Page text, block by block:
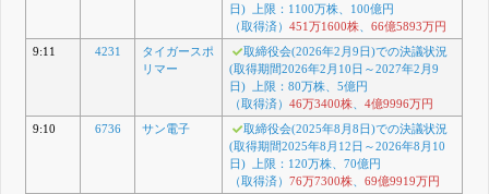
日) 上限：1100万株、100億円
（取得済） 451万1600株、 66億5893万円
9:11
4231
タイガースポ
リマー
取締役会(2026年2月9日)での決議状況
(取得期間2026年2月10日～2027年2月9
日) 上限：80万株、5億円
（取得済） 46万3400株、 4億9996万円
9:10
6736 サン電子
取締役会(2025年8月8日)での決議状況
(取得期間2025年8月12日～2026年8月10
日) 上限：120万株、70億円
（取得済） 76万7300株、 69億9919万円